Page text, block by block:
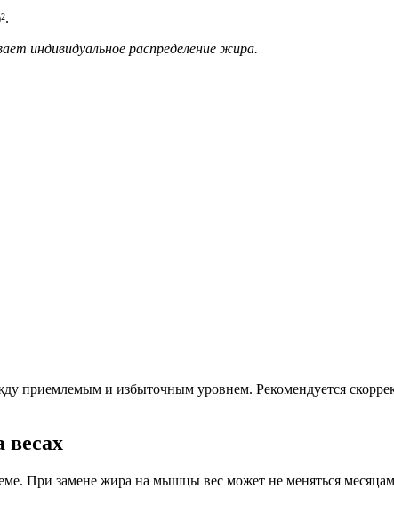
индивидуальное распределение жира.
приемлемым и избыточным уровнем. Рекомендуется
весах
При замене жира на мышцы вес может не меняться